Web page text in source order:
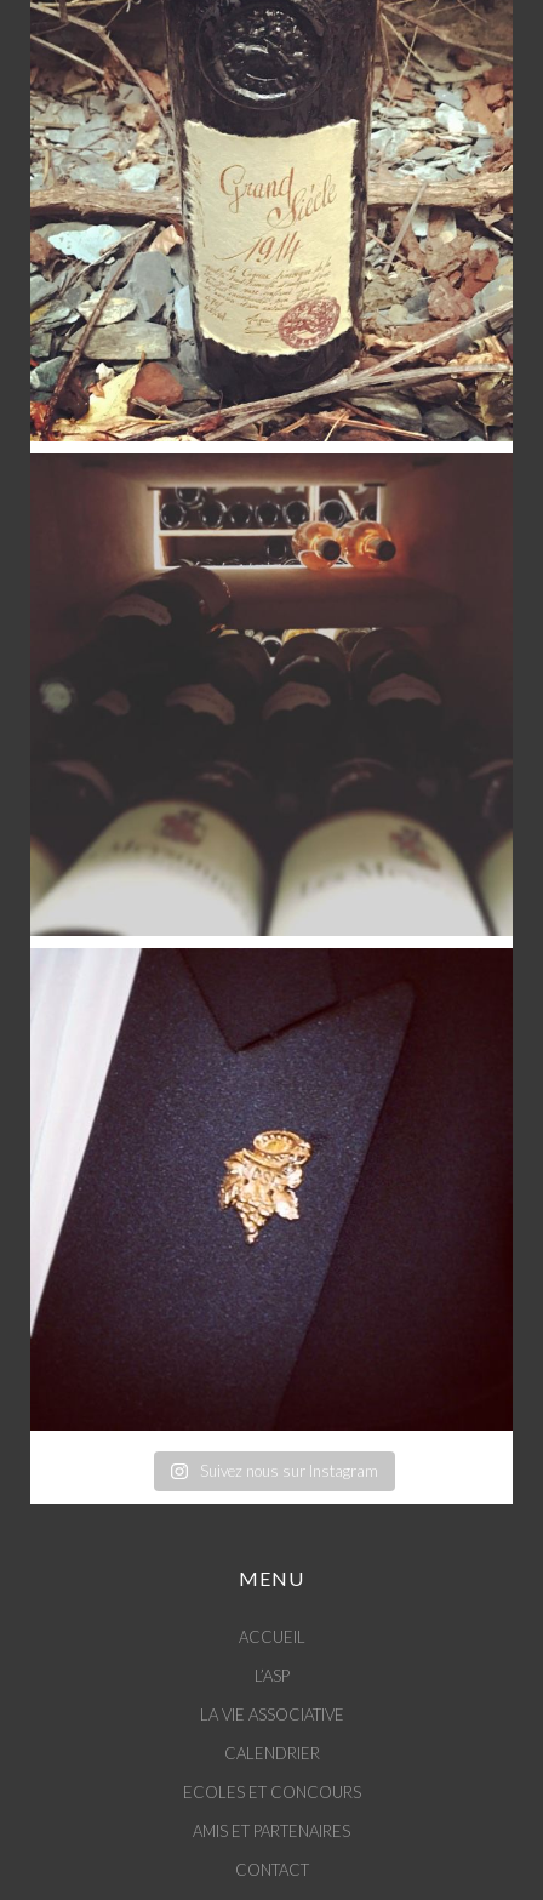
Suivez nous sur Instagram
MENU
ACCUEIL
L’ASP
LA VIE ASSOCIATIVE
CALENDRIER
ECOLES ET CONCOURS
AMIS ET PARTENAIRES
CONTACT